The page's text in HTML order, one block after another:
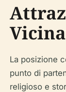
La posizione
punto di
religioso e